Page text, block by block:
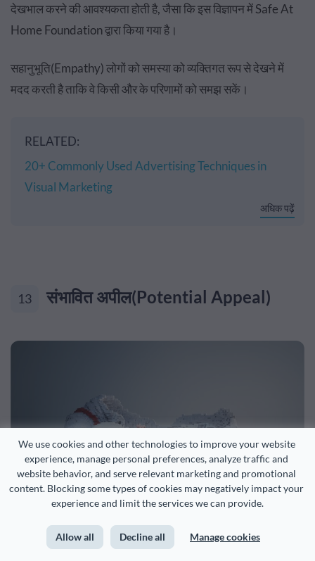
We use cookies and other technologies to improve your website
experience, manage personal preferences, analyze traffic and
website behavior, and serve relevant marketing and promotional
content. Blocking some types of cookies may negatively impact your
experience and limit the services we can provide.
Allow all Decline all Manage cookies
देखभाल करने की आवश्यकता होती है, जैसा कि इस विज्ञापन में Safe At
Home Foundation द्वारा किया गया है।
सहानुभूति(Empathy) लोगों को समस्या को व्यक्तिगत रूप से देखने में
मदद करती है ताकि वे किसी और के परिणामों को समझ सकें।
RELATED:
20+ Commonly Used Advertising Techniques in
Visual Marketing
अधिक पढ़ें
13 संभावित अपील(Potential Appeal)